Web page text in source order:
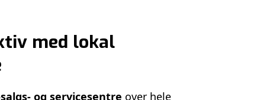
med lokal
og servicesentre over hele